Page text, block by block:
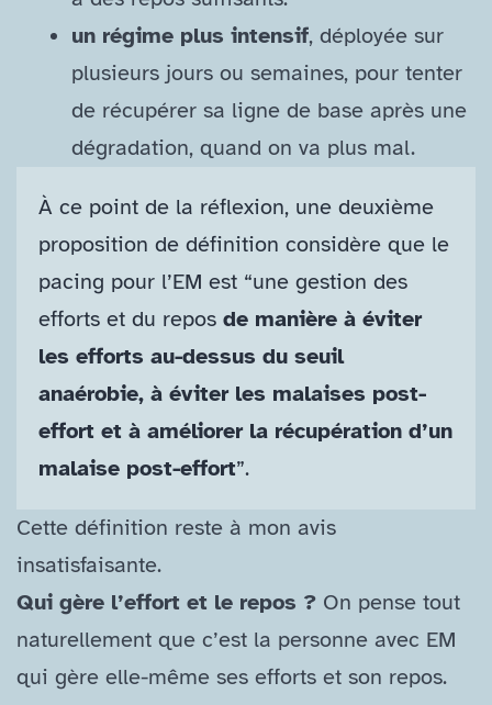
un régime plus intensif, déployée sur
plusieurs jours ou semaines, pour tenter
de récupérer sa ligne de base après une
dégradation, quand on va plus mal.
À ce point de la réflexion, une deuxième
proposition de définition considère que le
pacing pour l’EM est “une gestion des
efforts et du repos de manière à éviter
les efforts au-​dessus du seuil
anaérobie, à éviter les malaises post-​
effort et à améliorer la récupération d’un
malaise post-​effort”.
Cette définition reste à mon avis
insatisfaisante.
Qui gère l’effort et le repos ? On pense tout
naturellement que c’est la personne avec EM
qui gère elle-​même ses efforts et son repos.